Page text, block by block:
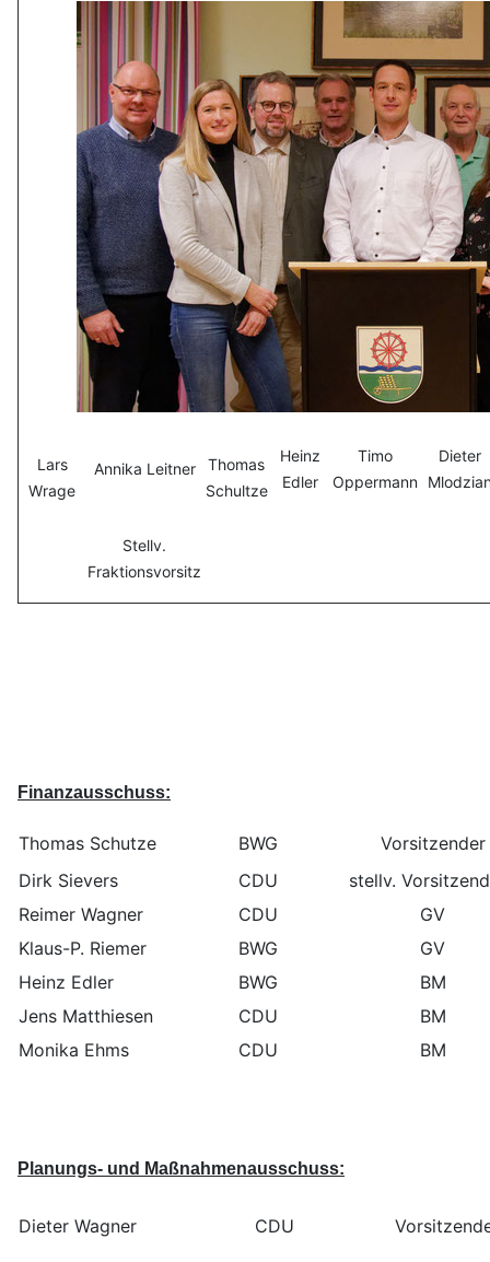
Lars
Wrage
Annika Leitner
Thomas
Schultze
Heinz
Edler
Timo
Oppermann
Dieter
Stellv.
Fraktionsvorsitz
Finanzausschuss:
Thomas Schutze BWG
Vorsitzender
Dirk Sievers
CDU
stellv.
Reimer Wagner
CDU
GV
Klaus-P. Riemer
BWG
GV
Heinz Edler
BWG
BM
Jens Matthiesen
CDU
BM
Monika Ehms
CDU BM
Planungs- und Maßnahmenausschuss:
Dieter Wagner CDU